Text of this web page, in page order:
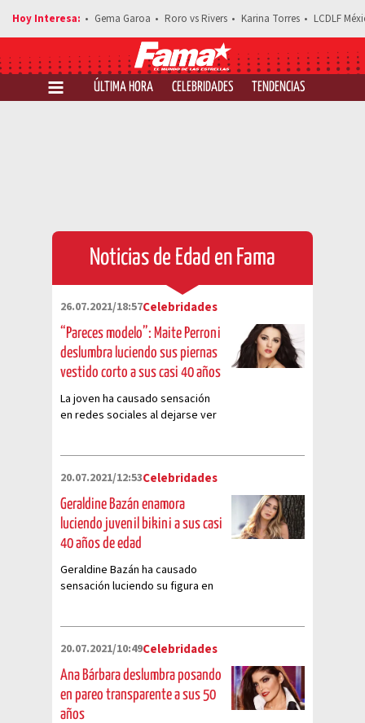
Gema Garoa Roro vs Rivers Karina Torres LCDLF
ÚLTIMA HORA CELEBRIDADES TENDENCIAS
Noticias de Edad en Fama
26.07.2021/18:57Celebridades
“Pareces modelo”: Maite Perroni
deslumbra luciendo sus piernas
vestido corto a sus casi 40 años
La joven ha causado sensación
en redes sociales al dejarse ver
20.07.2021/12:53Celebridades
Geraldine Bazán enamora
luciendo juvenil bikini a sus casi
40 años de edad
Geraldine Bazán ha causado
sensación luciendo su figura en
20.07.2021/10:49Celebridades
Ana Bárbara deslumbra posando
en pareo transparente a sus 50
años